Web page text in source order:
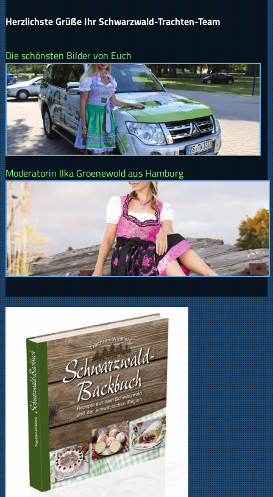
Herzlichste Grüße Ihr Schwarzwald-Trachten-Team
Die schönsten Bilder von Euch
Moderatorin Ilka Groenewold aus Hamburg